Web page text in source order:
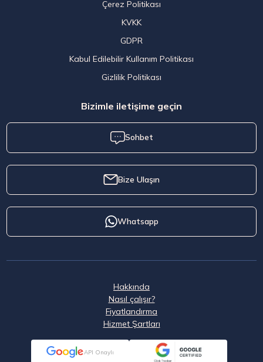
Çerez Politikası
KVKK
GDPR
Kabul Edilebilir Kullanım Politikası
Gizlilik Politikası
Bizimle iletişime geçin
Sohbet
Bize Ulaşın
Whatsapp
Hakkında
Nasıl çalışır?
Fiyatlandırma
Hizmet Şartları
API Onaylı